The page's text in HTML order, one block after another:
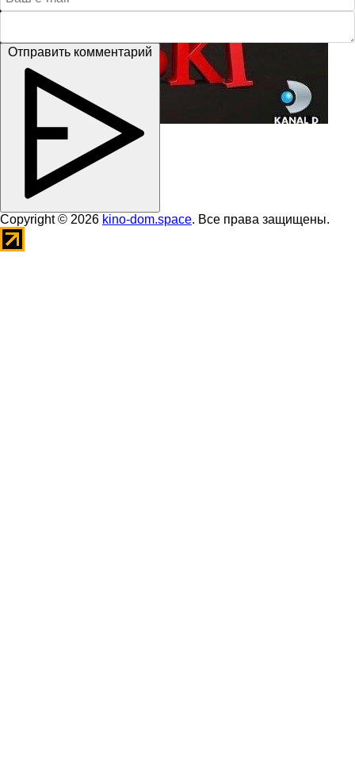
Отправить комментарий
Copyright © 2026 kino-dom.space. Все права защищены.